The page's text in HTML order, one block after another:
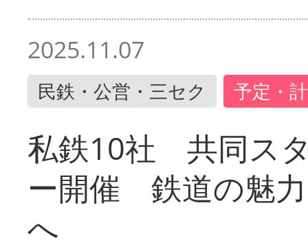
2025.11.07
民鉄・公営・三セク 予定・
私鉄10社 共同ス
ー開催 鉄道の魅
へ